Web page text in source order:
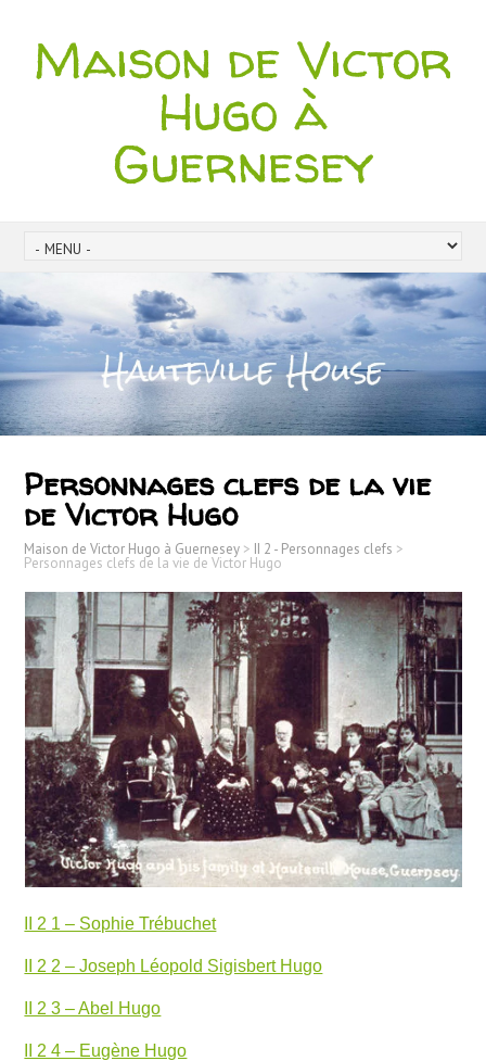
Maison de Victor
Hugo à
Guernesey
Personnages clefs de la vie
de Victor Hugo
Maison de Victor Hugo à Guernesey > II 2 - Personnages clefs >
Personnages clefs de la vie de Victor Hugo
II 2 1 – Sophie Trébuchet
II 2 2 – Joseph Léopold Sigisbert Hugo
II 2 3 – Abel Hugo
II 2 4 – Eugène Hugo